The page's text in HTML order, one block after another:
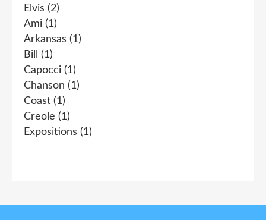
Elvis (2)
Ami (1)
Arkansas (1)
Bill
(1)
Capocci (1)
Chanson (1)
Coast (1)
Creole (1)
Expositions (1)